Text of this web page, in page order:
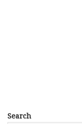
Search